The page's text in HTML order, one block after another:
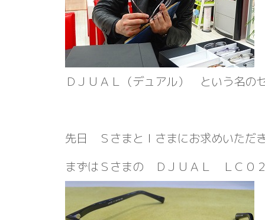
ＤＪＵＡＬ（デュアル） という名の
先日 ＳさまとＩさまにお求めいただ
まずはＳさまの ＤＪＵＡＬ ＬＣ０